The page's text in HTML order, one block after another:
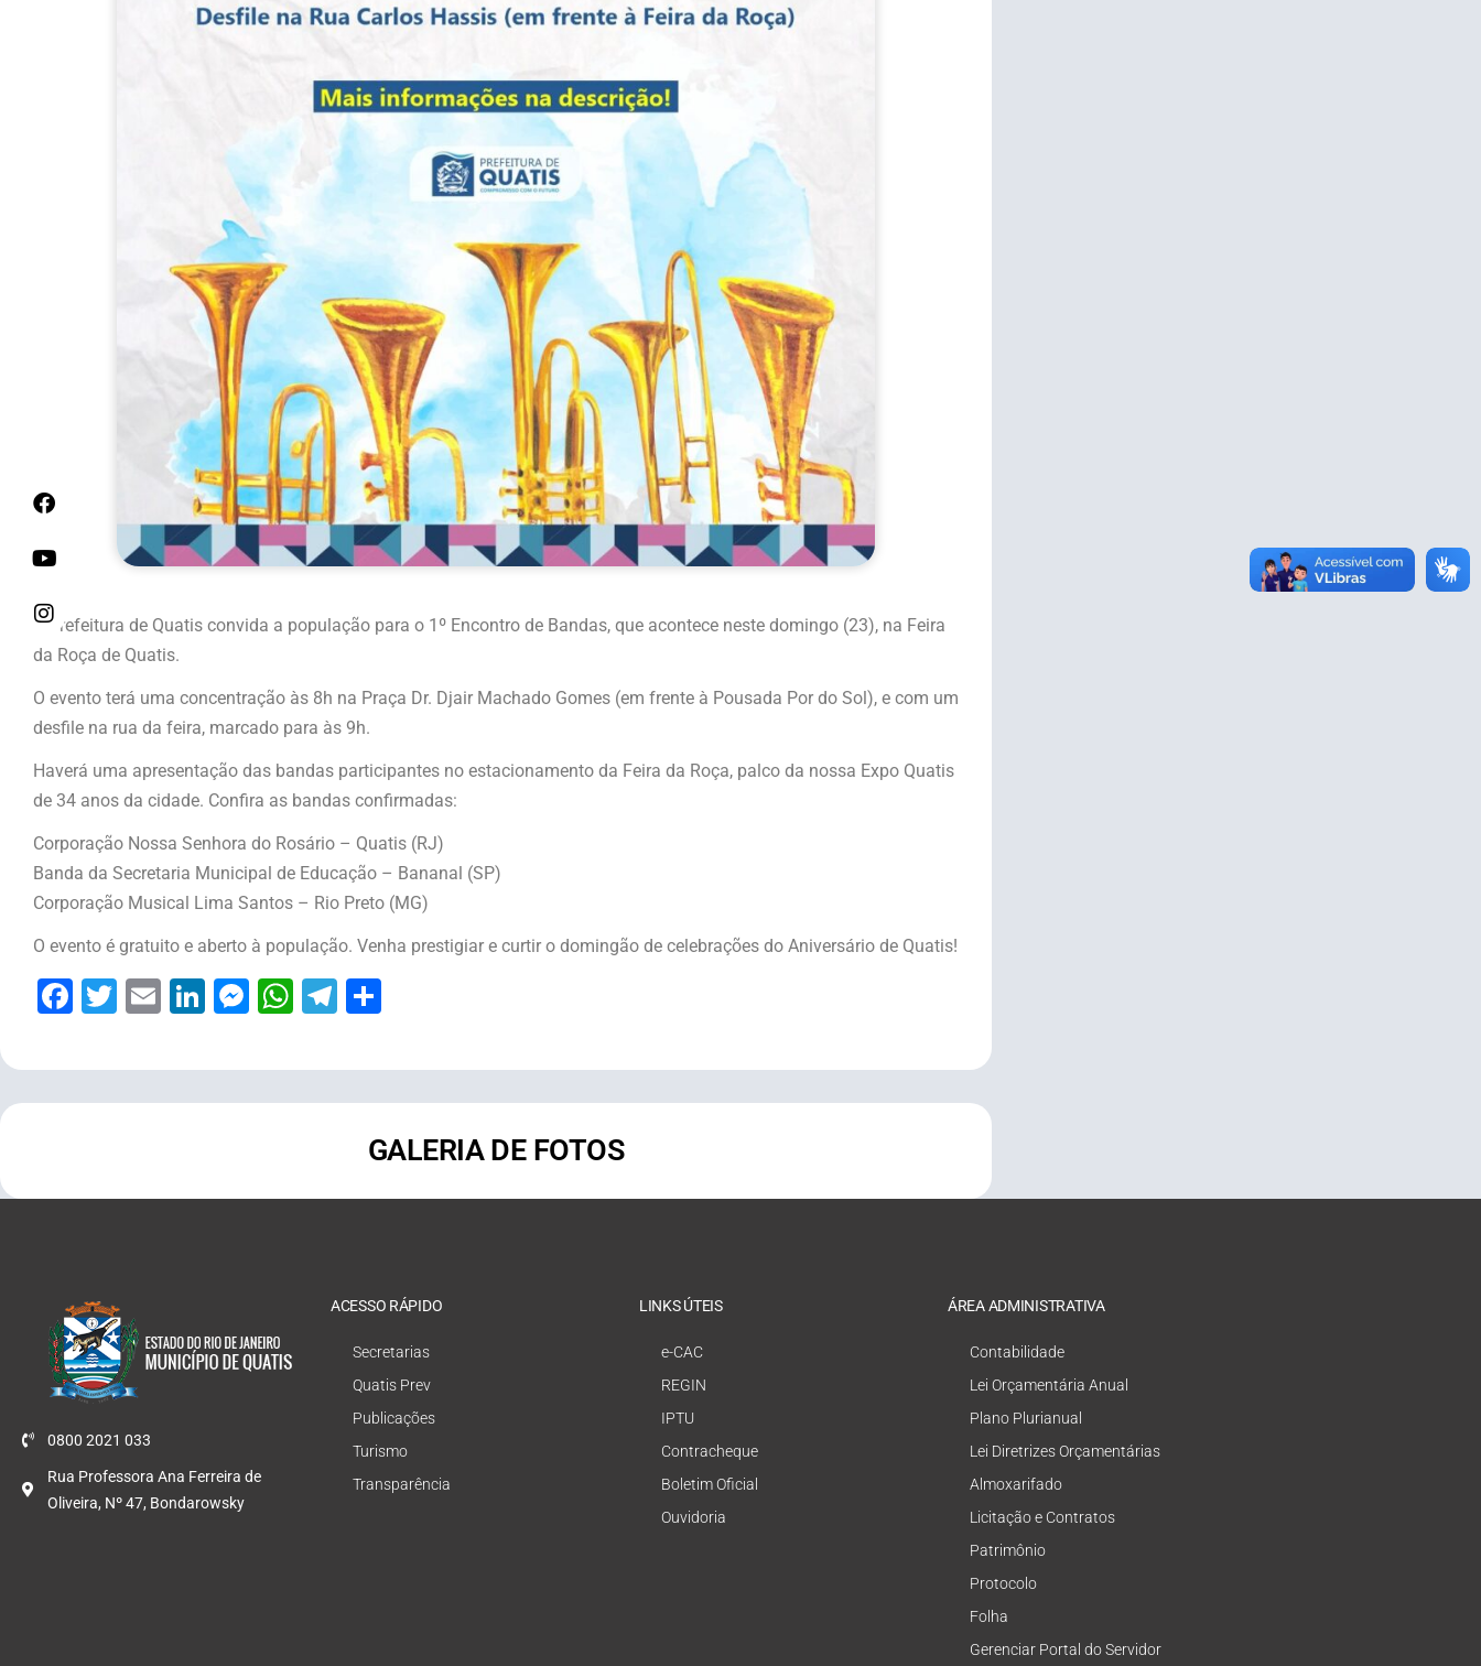
A Prefeitura de Quatis convida a população para o 1º Encontro de Bandas, que acontece neste domingo (23), na Feira
da Roça de Quatis.
O evento terá uma concentração às 8h na Praça Dr. Djair Machado Gomes (em frente à Pousada Por do Sol), e com um
desfile na rua da feira, marcado para às 9h.
Haverá uma apresentação das bandas participantes no estacionamento da Feira da Roça, palco da nossa Expo Quatis
de 34 anos da cidade. Confira as bandas confirmadas:
Corporação Nossa Senhora do Rosário – Quatis (RJ)
Banda da Secretaria Municipal de Educação – Bananal (SP)
Corporação Musical Lima Santos – Rio Preto (MG)
O evento é gratuito e aberto à população. Venha prestigiar e curtir o domingão de celebrações do Aniversário de Quatis!
Facebook
Twitter
EmailLinkedIn
Messenger
WhatsApp
Telegram
GALERIA DE FOTOS
0800 2021 033
Rua Professora Ana Ferreira de
Oliveira, Nº 47, Bondarowsky
ACESSO RÁPIDO
Secretarias
Quatis Prev
Publicações
Turismo
Transparência
LINKS ÚTEIS
e-CAC
REGIN
IPTU
Contracheque
Boletim Oficial
Ouvidoria
ÁREA ADMINISTRATIVA
Contabilidade
Lei Orçamentária Anual
Plano Plurianual
Lei Diretrizes Orçamentárias
Almoxarifado
Licitação e Contratos
Patrimônio
Protocolo
Folha
Gerenciar Portal do Servidor